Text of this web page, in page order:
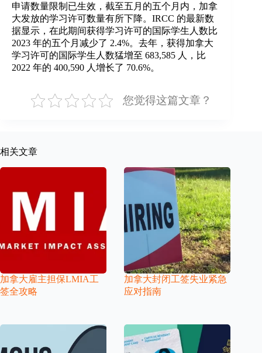
申请数量限制已生效，截至五月的五个月内，加拿
大发放的学习许可数量有所下降。IRCC 的最新数
据显示，在此期间获得学习许可的国际学生人数比
2023 年的五个月减少了 2.4%。去年，获得加拿大
学习许可的国际学生人数猛增至 683,585 人，比
2022 年的 400,590 人增长了 70.6%。
您觉得这篇文章？
相关文章
加拿大雇主担保LMIA工
签全攻略
加拿大封闭工签失业紧急
应对指南